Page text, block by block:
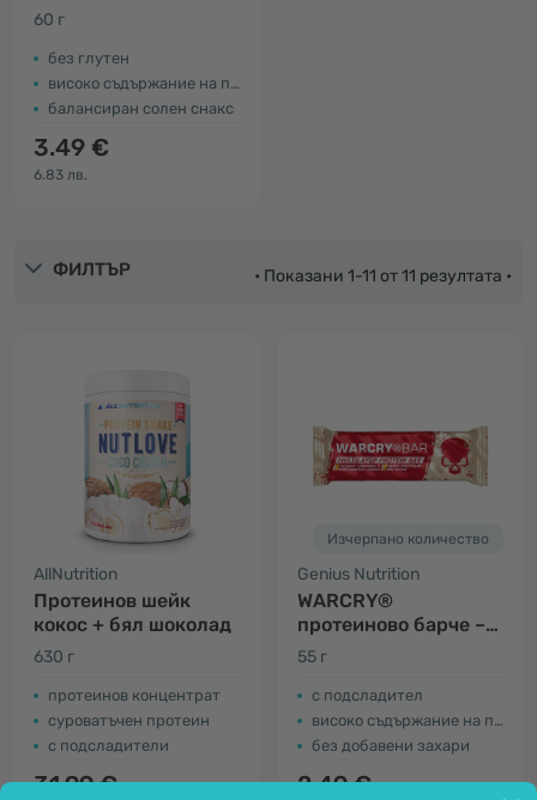
60 г
без глутен
високо съдържание на протеини
балансиран солен снакс
3.49 €
6.83 лв.
ФИЛТЪР • Показани 1-11 от 11 резултата •
AllNutrition
Протеинов шейк
кокос + бял шоколад
630 г
протеинов концентрат
суроватъчен протеин
с подсладители
31.99 €
Изчерпано количество
Genius Nutrition
WARCRY®
протеиново барче –
фъстъци и карамел
55 г
с подсладител
високо съдържание на протеини
без добавени захари
2.49 €